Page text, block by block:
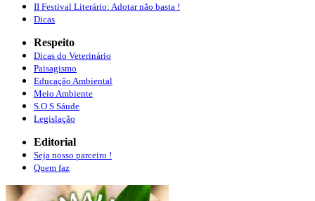
II Festival Literário: Adotar não basta !
Dicas
Respeito
Dicas do Veterinário
Paisagismo
Educação Ambiental
Meio Ambiente
S.O.S Sáude
Legislação
Editorial
Seja nosso parceiro !
Quem faz